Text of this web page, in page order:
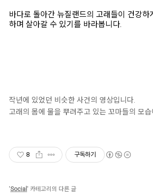
바다로 돌아간 뉴질랜드의 고래들이 건강하
하며 살아갈 수 있기를 바라봅니다.
작년에 있었던 비슷한 사건의 영상입니다.
고래의 몸에 물을 뿌려주고 있는 꼬마들의 모
8 구독하기
'Social ' 카테고리의 다른 글